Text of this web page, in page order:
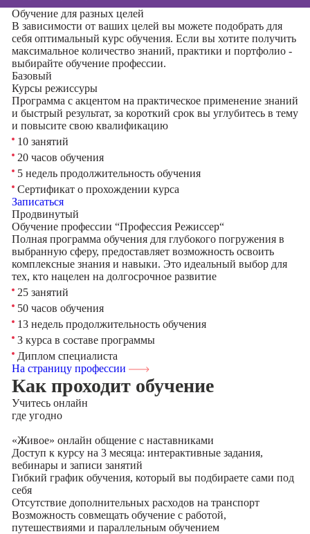
Обучение для разных целей
В зависимости от ваших целей вы можете подобрать для
себя оптимальный курс обучения. Если вы хотите получить
максимальное количество знаний, практики и портфолио -
выбирайте обучение профессии.
Базовый
Курсы режиссуры
Программа с акцентом на практическое применение знаний
и быстрый результат, за короткий срок вы углубитесь в тему
и повысите свою квалификацию
10 занятий
20 часов обучения
5 недель продолжительность обучения
Сертификат о прохождении курса
Записаться
Продвинутый
Обучение профессии “Профессия Режиссер“
Полная программа обучения для глубокого погружения в
выбранную сферу, предоставляет возможность освоить
комплексные знания и навыки. Это идеальный выбор для
тех, кто нацелен на долгосрочное развитие
25 занятий
50 часов обучения
13 недель продолжительность обучения
3 курса в составе программы
Диплом специалиста
На страницу профессии
Как проходит обучение
Учитесь онлайн
где угодно
«Живое» онлайн общение с наставниками
Доступ к курсу на 3 месяца: интерактивные задания,
вебинары и записи занятий
Гибкий график обучения, который вы подбираете сами под
себя
Отсутствие дополнительных расходов на транспорт
Возможность совмещать обучение с работой,
путешествиями и параллельным обучением